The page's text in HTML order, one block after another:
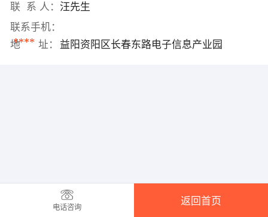
联 系 人： 汪先生
联系手机：
****
地 址： 益阳资阳区长春东路电子信息产业园
电话咨询
返回首页